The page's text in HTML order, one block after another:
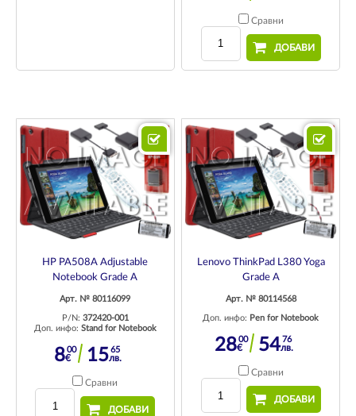
Сравни
ДОБАВИ
HP PA508A Adjustable
Notebook Grade A
Арт. № 80116099
P/N: 372420-001
Доп. инфо: Stand for Notebook
800
€ 1565
лв.
Сравни
ДОБАВИ
Lenovo ThinkPad L380 Yoga
Grade A
Арт. № 80114568
Доп. инфо: Pen for Notebook
2800
€ 5476
лв.
Сравни
ДОБАВИ